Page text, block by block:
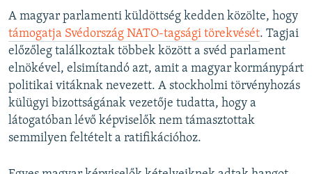
A magyar parlamenti küldöttség kedden közölte, hogy
támogatja Svédország NATO-tagsági törekvését. Tagjai
előzőleg találkoztak többek között a svéd parlament
elnökével, elsimítandó azt, amit a magyar kormánypárt
politikai vitáknak nevezett. A stockholmi törvényhozás
külügyi bizottságának vezetője tudatta, hogy a
látogatóban lévő képviselők nem támasztottak
semmilyen feltételt a ratifikációhoz.